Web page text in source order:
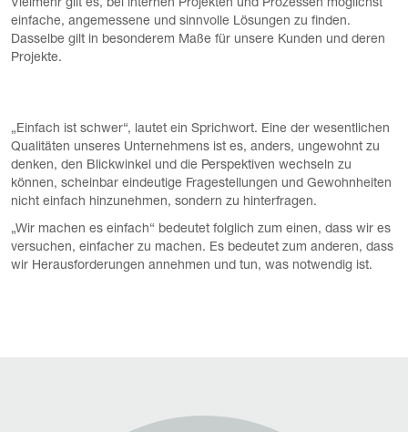
Vielmehr gilt es, bei internen Projekten und Prozessen möglichst
einfache, angemessene und sinnvolle Lösungen zu finden.
Dasselbe gilt in besonderem Maße für unsere Kunden und deren
Projekte.
„Einfach ist schwer“, lautet ein Sprichwort. Eine der wesentlichen
Qualitäten unseres Unternehmens ist es, anders, ungewohnt zu
denken, den Blickwinkel und die Perspektiven wechseln zu
können, scheinbar eindeutige Fragestellungen und Gewohnheiten
nicht einfach hinzunehmen, sondern zu hinterfragen.
„Wir machen es einfach“ bedeutet folglich zum einen, dass wir es
versuchen, einfacher zu machen. Es bedeutet zum anderen, dass
wir Herausforderungen annehmen und tun, was notwendig ist.